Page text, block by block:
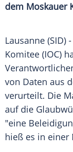
dem Moskauer
Lausanne (SID)
Komitee (IOC)
von Daten aus
verurteilt. Die
auf die
"eine
hieß es in einer